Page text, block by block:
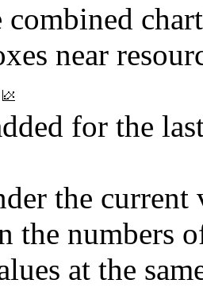
combined
near
for the
the
the numbers
at the